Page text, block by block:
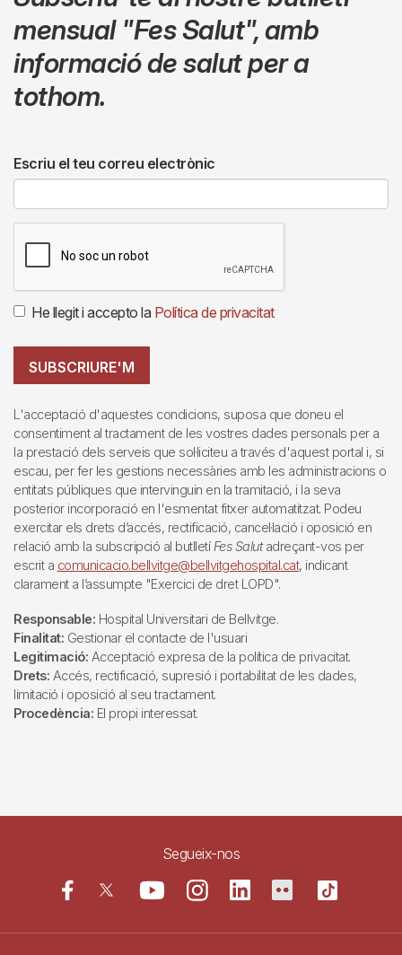
mensual "Fes Salut",amb
informació de salut per a
tothom.
Escriu el teu correu electrònic
He llegit i accepto la Política de privacitat
SUBSCRIURE'M
L'acceptació d'aquestes condicions, suposa que doneu el
consentiment al tractament de les vostres dades personals per a
la prestació dels serveis que sol·liciteu a través d'aquest portal i, si
escau, per fer les gestions necessàries amb les administracions o
entitats públiques que intervinguin en la tramitació, i la seva
posterior incorporació en l'esmentat fitxer automatitzat. Podeu
exercitar els drets d’accés, rectificació, cancel·lació i oposició en
relació amb la subscripció al butlletí Fes Salutadreçant-vos per
escrit a comunicacio.bellvitge@bellvitgehospital.cat, indicant
clarament a l’assumpte "Exercici de dret LOPD".
Responsable: Hospital Universitari de Bellvitge.
Finalitat: Gestionar el contacte de l'usuari
Legitimació: Acceptació expresa de la política de privacitat.
Drets: Accés, rectificació, supresió i portabilitat de les dades,
limitació i oposició al seu tractament.
Procedència: El propi interessat.
Segueix-nos